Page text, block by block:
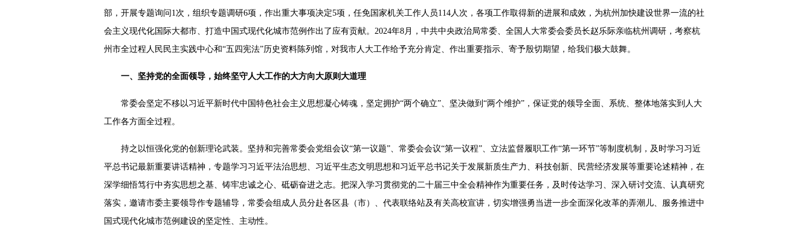
部，开展专题询问1次，组织专题调研6项，作出重大事项决定5项，任免国家机关工作人员114人次，各项工作取得新的进展和成效，为杭州加快建设世界一流的社
会主义现代化国际大都市、打造中国式现代化城市范例作出了应有贡献。2024年8月，中共中央政治局常委、全国人大常委会委员长赵乐际亲临杭州调研，考察杭
州市全过程人民民主实践中心和“五四宪法”历史资料陈列馆，对我市人大工作给予充分肯定、作出重要指示、寄予殷切期望，给我们极大鼓舞。
一、坚持党的全面领导，始终坚守人大工作的大方向大原则大道理
常委会坚定不移以习近平新时代中国特色社会主义思想凝心铸魂，坚定拥护“两个确立”、坚决做到“两个维护”，保证党的领导全面、系统、整体地落实到人大
工作各方面全过程。
持之以恒强化党的创新理论武装。坚持和完善常委会党组会议“第一议题”、常委会会议“第一议程”、立法监督履职工作“第一环节”等制度机制，及时学习习近
平总书记最新重要讲话精神，专题学习习近平法治思想、习近平生态文明思想和习近平总书记关于发展新质生产力、科技创新、民营经济发展等重要论述精神，在
深学细悟笃行中夯实思想之基、铸牢忠诚之心、砥砺奋进之志。把深入学习贯彻党的二十届三中全会精神作为重要任务，及时传达学习、深入研讨交流、认真研究
落实，邀请市委主要领导作专题辅导，常委会组成人员分赴各区县（市）、代表联络站及有关高校宣讲，切实增强勇当进一步全面深化改革的弄潮儿、服务推进中
国式现代化城市范例建设的坚定性、主动性。